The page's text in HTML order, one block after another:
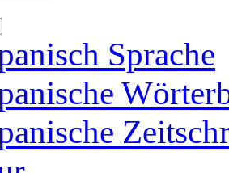
Sprache